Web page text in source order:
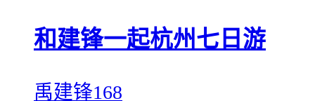
和建锋一起杭州七日游
禹建锋168